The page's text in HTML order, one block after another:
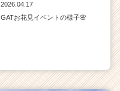
2026.04.17
GATお花見イベントの様子🌸